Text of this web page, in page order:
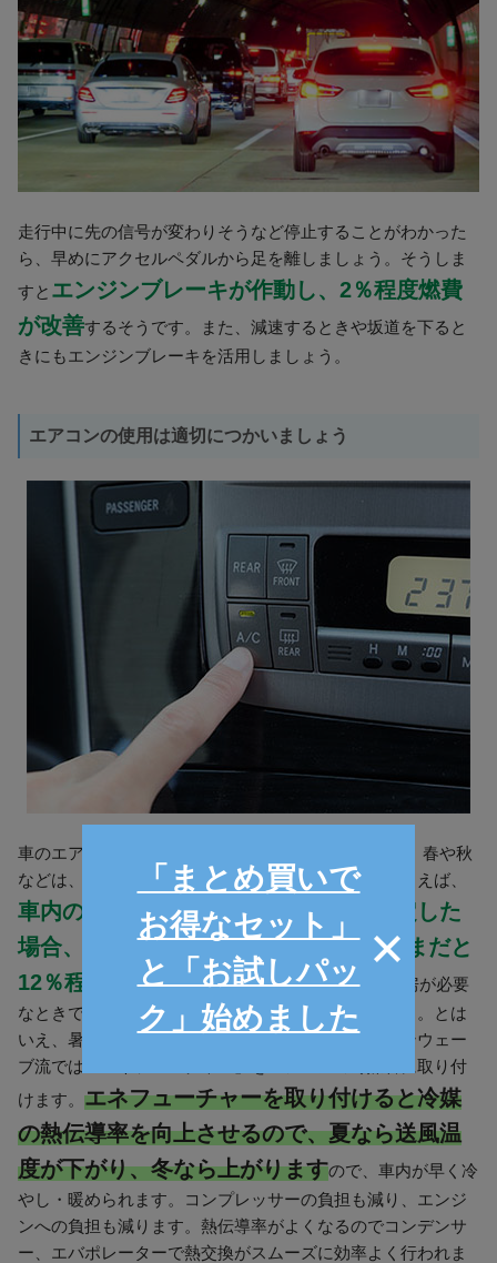
走行中に先の信号が変わりそうなど停止することがわかった
ら、早めにアクセルペダルから足を離しましょう。そうしま
すと エンジンブレーキが作動し、2％程度燃費
が改善するそうです。また、減速するときや坂道を下ると
きにもエンジンブレーキを活用しましょう。
エアコンの使用は適切につかいましょう
車のエアコン(A/C)は車内を冷却・除湿する機能です。春や秋
などは、エアコンスイッチをOFFにしましょう。たとえば、
車内の温度設定を外気と同じ25℃に設定した
場合、エアコンスイッチをONにしたままだと
12％程度燃費が悪化するそうです。また、冷房が必要
なときでも、車内を冷やしすぎないようにしましょう。とは
いえ、暑いのも寒いのも困りますよね。そこでイオンウェー
ブ流では「エネフューチャー」をエアコンの冷媒管に取り付
けます。 エネフューチャーを取り付けると冷媒
の熱伝導率を向上させるので、夏なら送風温
度が下がり、冬なら上がりますので、車内が早く冷
やし・暖められます。コンプレッサーの負担も減り、エンジ
ンへの負担も減ります。熱伝導率がよくなるのでコンデンサ
ー、エバポレーターで熱交換がスムーズに効率よく行われま
「まとめ買いで
お得なセット」
と「お試しパッ
ク」始めました